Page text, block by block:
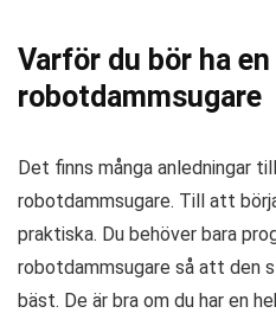
Varför du bör ha en
robotdammsugare
Det finns många anledningar
robotdammsugare. Till att
praktiska. Du behöver bara
robotdammsugare så att den
bäst. De är bra om du har en